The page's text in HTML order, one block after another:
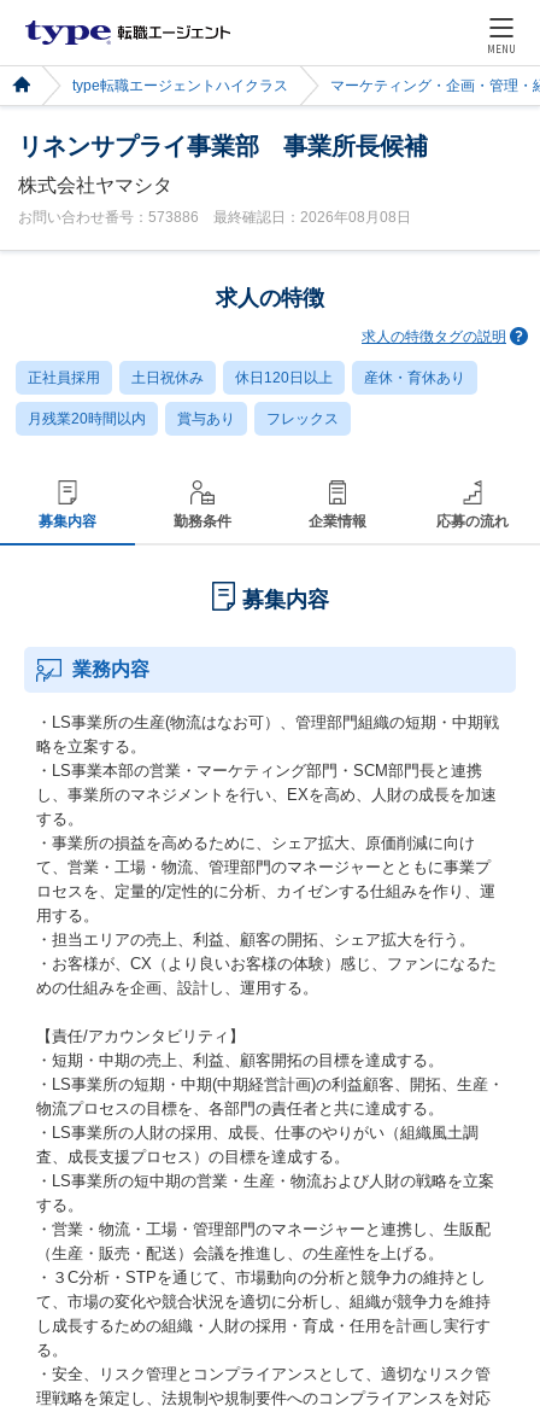
MENU
type転職エージェントハイクラス マーケティング・企画・管理・
リネンサプライ事業部 事業所長候補
株式会社ヤマシタ
お問い合わせ番号：573886 最終確認日：2026年08月08日
求人の特徴
求人の特徴タグの説明
正社員採用 土日祝休み 休日120日以上 産休・育休あり
月残業20時間以内 賞与あり フレックス
募集内容 勤務条件 企業情報 応募の流れ
募集内容
業務内容
・LS事業所の生産(物流はなお可）、管理部門組織の短期・中期戦
略を立案する。
・LS事業本部の営業・マーケティング部門・SCM部門長と連携
し、事業所のマネジメントを行い、EXを高め、人財の成長を加速
する。
・事業所の損益を高めるために、シェア拡大、原価削減に向け
て、営業・工場・物流、管理部門のマネージャーとともに事業プ
ロセスを、定量的/定性的に分析、カイゼンする仕組みを作り、運
用する。
・担当エリアの売上、利益、顧客の開拓、シェア拡大を行う。
・お客様が、CX（より良いお客様の体験）感じ、ファンになるた
めの仕組みを企画、設計し、運用する。
【責任/アカウンタビリティ】
・短期・中期の売上、利益、顧客開拓の目標を達成する。
・LS事業所の短期・中期(中期経営計画)の利益顧客、開拓、生産・
物流プロセスの目標を、各部門の責任者と共に達成する。
・LS事業所の人財の採用、成長、仕事のやりがい（組織風土調
査、成長支援プロセス）の目標を達成する。
・LS事業所の短中期の営業・生産・物流および人財の戦略を立案
する。
・営業・物流・工場・管理部門のマネージャーと連携し、生販配
（生産・販売・配送）会議を推進し、の生産性を上げる。
・３C分析・STPを通じて、市場動向の分析と競争力の維持とし
て、市場の変化や競合状況を適切に分析し、組織が競争力を維持
し成長するための組織・人財の採用・育成・任用を計画し実行す
る。
・安全、リスク管理とコンプライアンスとして、適切なリスク管
理戦略を策定し、法規制や規制要件へのコンプライアンスを対応